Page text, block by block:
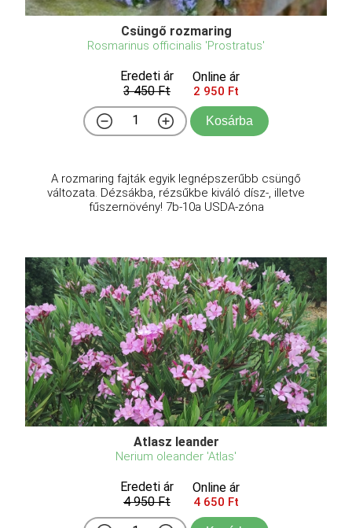
Csüngő rozmaring
Rosmarinus officinalis 'Prostratus'
Eredeti ár
3 450 Ft
Online ár
2 950 Ft
Kosárba
A rozmaring fajták egyik legnépszerűbb csüngő
változata. Dézsákba, rézsűkbe kiváló dísz-, illetve
fűszernövény! 7b-10a USDA-zóna
Atlasz leander
Nerium oleander 'Atlas'
Eredeti ár
4 950 Ft
Online ár
4 650 Ft